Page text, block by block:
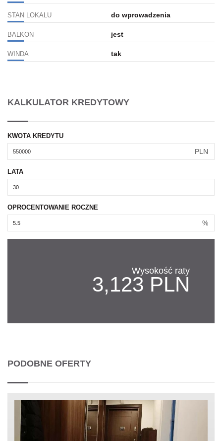
STAN LOKALU do wprowadzenia
BALKON jest
WINDA tak
KALKULATOR KREDYTOWY
KWOTA KREDYTU
PLN
LATA
OPROCENTOWANIE ROCZNE
%
Wysokość raty
3,123 PLN
PODOBNE OFERTY